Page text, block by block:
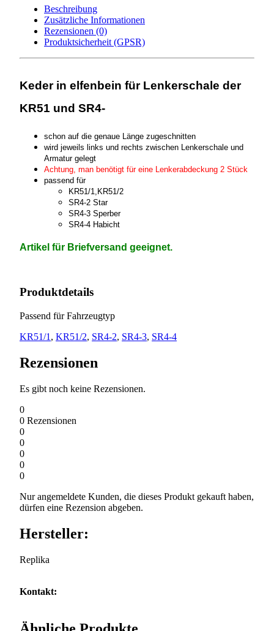
Beschreibung
Zusätzliche Informationen
Rezensionen (0)
Produktsicherheit (GPSR)
Keder in elfenbein für Lenkerschale der
KR51 und SR4-
schon auf die genaue Länge zugeschnitten
wird jeweils links und rechts zwischen Lenkerschale und
Armatur gelegt
Achtung, man benötigt für eine Lenkerabdeckung 2 Stück
passend für
KR51/1,KR51/2
SR4-2 Star
SR4-3 Sperber
SR4-4 Habicht
Artikel für Briefversand geeignet.
Produktdetails
Passend für Fahrzeugtyp
KR51/1 , KR51/2, SR4-2, SR4-3, SR4-4
Rezensionen
Es gibt noch keine Rezensionen.
0
0 Rezensionen
0
0
0
0
0
Nur angemeldete Kunden, die dieses Produkt gekauft haben,
dürfen eine Rezension abgeben.
Hersteller:
Replika
Kontakt: